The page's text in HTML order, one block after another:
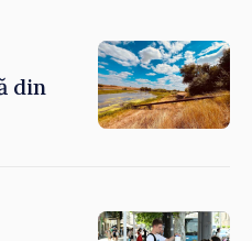
din